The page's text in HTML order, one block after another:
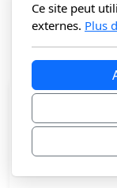
Besace en
99€
Ce site peut
externes. Plus